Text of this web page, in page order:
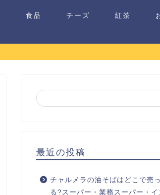
食品 チーズ 紅茶
最近の投稿
チャルメラの油そばはどこで売
る?スーパー・業務スーパー・イ